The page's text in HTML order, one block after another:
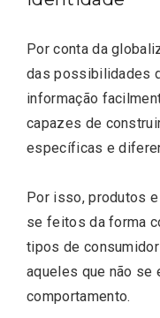
Por conta da
das possibilidades
informação
capazes de
específicas e
Por isso, produtos
se feitos da forma
tipos de
aqueles que não se
comportamento.